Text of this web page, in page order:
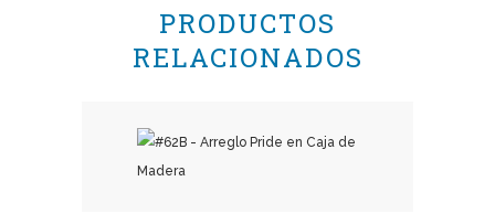
PRODUCTOS
RELACIONADOS